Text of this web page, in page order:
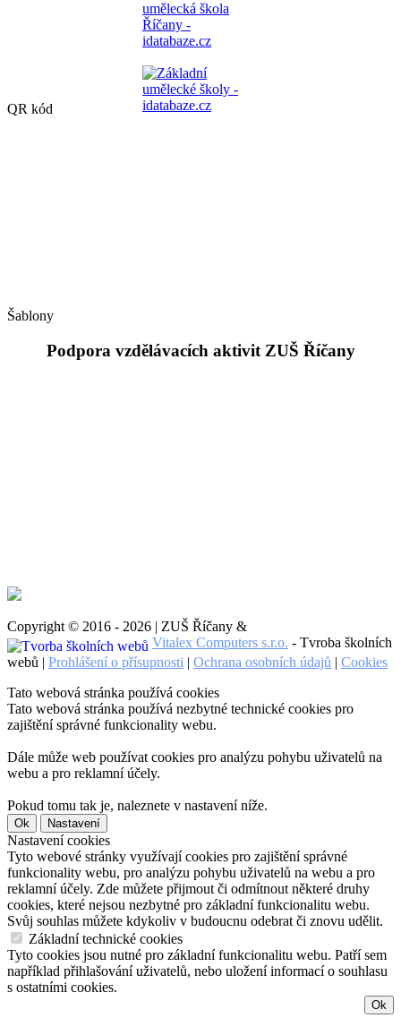
QR kód
Šablony
Podpora vzdělávacích aktivit ZUŠ Říčany
Copyright © 2016 - 2026 | ZUŠ Říčany &
Vitalex Computers s.r.o. - Tvroba školních
webů | Prohlášení o přísupnosti | Ochrana osobních údajů | Cookies
Tato webová stránka používá cookies
Tato webová stránka používá nezbytné technické cookies pro
zajištění správné funkcionality webu.
Dále může web používat cookies pro analýzu pohybu uživatelů na
webu a pro reklamní účely.
Pokud tomu tak je, naleznete v nastavení níže.
Ok Nastavení
Nastavení cookies
Tyto webové stránky využívají cookies pro zajištění správné
funkcionality webu, pro analýzu pohybu uživatelů na webu a pro
reklamní účely. Zde můžete přijmout či odmítnout některé druhy
cookies, které nejsou nezbytné pro základní funkcionalitu webu.
Svůj souhlas můžete kdykoliv v budoucnu odebrat či znovu udělit.
Základní technické cookies
Tyto cookies jsou nutné pro základní funkcionalitu webu. Patří sem
například přihlašování uživatelů, nebo uložení informací o souhlasu
s ostatními cookies.
Ok